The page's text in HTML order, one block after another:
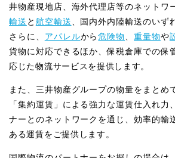
井物産現地店、海外代理店等のネットワ
輸送 と 航空輸送、国内外内陸輸送のいず
さらに、 アパレルから危険物、重量物や
貨物に対応できるほか、保税倉庫での保
応じた物流サービスを提供します。
また、三井物産グループの物量をまとめ
「集約運賃」による強力な運賃仕入れ力
ナーとのネットワークを通じ、効率的輸
ある運賃をご提供します。